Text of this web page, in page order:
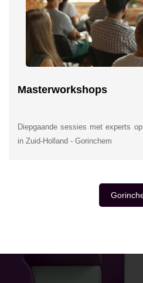
Masterworkshops
Diepgaande sessies met experts
in Zuid-Holland - Gorinchem
INSIDE